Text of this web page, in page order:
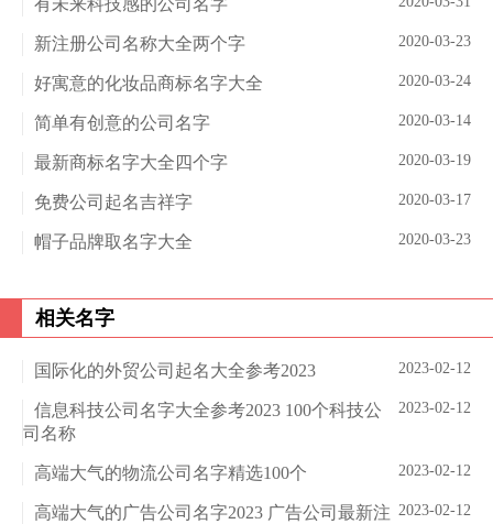
有未来科技感的公司名字
2020-03-23
新注册公司名称大全两个字
2020-03-24
好寓意的化妆品商标名字大全
2020-03-14
简单有创意的公司名字
2020-03-19
最新商标名字大全四个字
2020-03-17
免费公司起名吉祥字
2020-03-23
帽子品牌取名字大全
相关名字
2023-02-12
国际化的外贸公司起名大全参考2023
2023-02-12
信息科技公司名字大全参考2023 100个科技公
司名称
2023-02-12
高端大气的物流公司名字精选100个
2023-02-12
高端大气的广告公司名字2023 广告公司最新注